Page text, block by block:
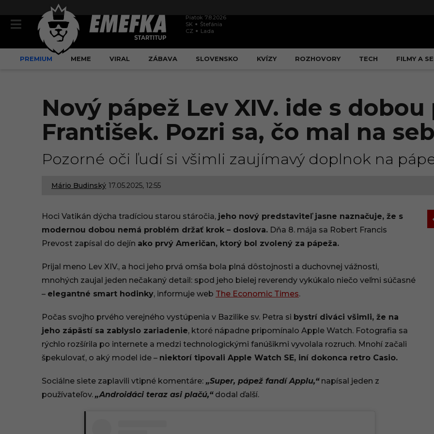
Piatok 7.8.2026
SK
Štefánia
CZ
Lada
PREMIUM MEME VIRAL ZÁBAVA SLOVENSKO KVÍZY ROZHOVORY TECH FILMY A
Nový pápež Lev XIV. ide s
František. Pozri sa, čo mal na
Pozorné oči ľudí si všimli zaujímavý doplnok na
Mário Budinský 17.05.2025, 12:55
1
0
5
.
0
5
,
1
Hoci Vatikán dýcha tradíciou starou stáročia, jeho nový predstaviteľ jasne naznačuje, že s
modernou dobou nemá problém držať krok – doslova. Dňa 8. mája sa Robert Francis
Prevost zapísal do dejín ako prvý Američan, ktorý bol zvolený za pápeža.
Prijal meno Lev XIV., a hoci jeho prvá omša bola plná dôstojnosti a duchovnej vážnosti,
mnohých zaujal jeden nečakaný detail: spod jeho bielej reverendy vykúkalo niečo veľmi súčasné
– elegantné smart hodinky, informuje web The Economic Times.
Počas svojho prvého verejného vystúpenia v Bazilike sv. Petra si bystrí diváci všimli, že na
jeho zápästí sa zablyslo zariadenie, ktoré nápadne pripomínalo Apple Watch. Fotografia sa
rýchlo rozšírila po internete a medzi technologickými fanúšikmi vyvolala rozruch. Mnohí začali
špekulovať, o aký model ide – niektorí tipovali Apple Watch SE, iní dokonca retro Casio.
Sociálne siete zaplavili vtipné komentáre: „Super, pápež fandí Applu,“napísal jeden z
používateľov. „Androidáci teraz asi plačú,“dodal ďalší.